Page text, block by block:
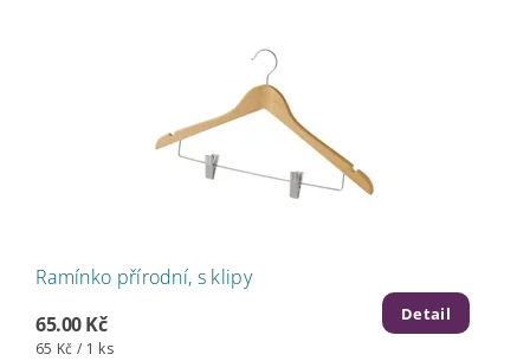
Ramínko přírodní, s klipy
65.00 Kč
65 Kč / 1 ks
Detail